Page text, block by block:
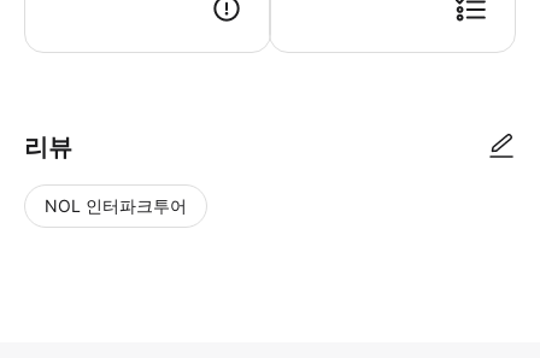
리뷰
NOL 인터파크투어